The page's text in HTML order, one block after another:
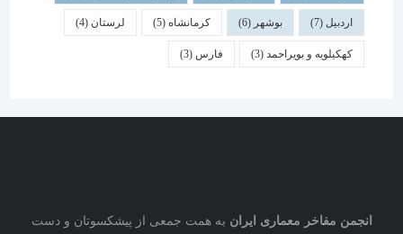
بوشهر کرمانشاه(5) لرستان (4)
کهکیلویه و بویراحمد(3) فارس
مفاخر معماری ایرانبه همت جمعی از پیشکسوتان و دست